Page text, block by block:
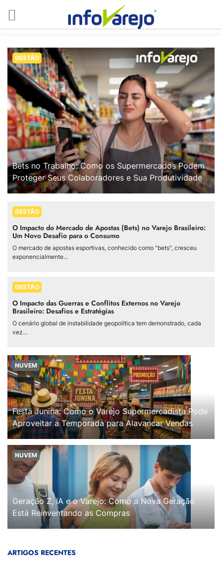
GESTÃO
Bets no Trabalho: Como os Supermercados Podem
Proteger Seus Colaboradores e Sua Produtividade
GESTÃO
O Impacto do Mercado de Apostas (Bets) no Varejo Brasileiro:
Um Novo Desafio para o Consumo
O mercado de apostas esportivas, conhecido como "bets", cresceu
exponencialmente...
GESTÃO
O Impacto das Guerras e Conflitos Externos no Varejo
Brasileiro: Desafios e Estratégias
O cenário global de instabilidade geopolítica tem demonstrado, cada
vez...
NUVEM
Festa Junina: Como o Varejo Supermercadista Pode
Aproveitar a Temporada para Alavancar Vendas
NUVEM
Geração Z, IA e o Varejo: Como a Nova Geração
Está Reinventando as Compras
ARTIGOS RECENTES